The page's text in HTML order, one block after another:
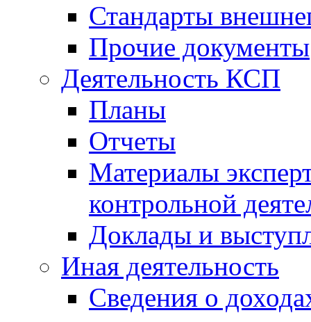
Стандарты
Прочие документы
Деятельность КСП
Планы
Отчеты
Материалы
контрольной
Доклады и
Иная деятельность
Сведения о